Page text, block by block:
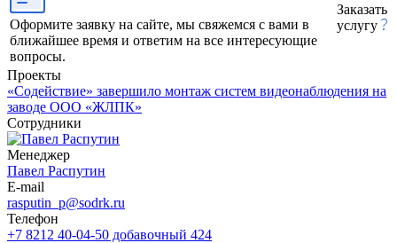
Оформите заявку на сайте, мы свяжемся с вами в
ближайшее время и ответим на все интересующие
вопросы.
Заказать
услугу
Проекты
«Содействие» завершило монтаж систем видеонаблюдения на
заводе ООО «ЖЛПК»
Сотрудники
Менеджер
Павел Распутин
E-mail
rasputin_p@sodrk.ru
Телефон
+7 8212 40-04-50 добавочный 424